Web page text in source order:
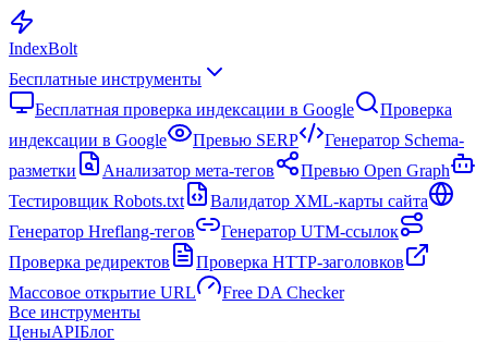
IndexBolt
Бесплатные инструменты
Бесплатная проверка индексации в Google
Проверка
индексации в Google
Превью SERP
Генератор Schema-
разметки
Анализатор мета-тегов
Превью Open Graph
Тестировщик Robots.txt
Валидатор XML-карты сайта
Генератор Hreflang-тегов
Генератор UTM-ссылок
Проверка редиректов
Проверка HTTP-заголовков
Массовое открытие URL
Free DA Checker
Все инструменты
ЦеныAPIБлог